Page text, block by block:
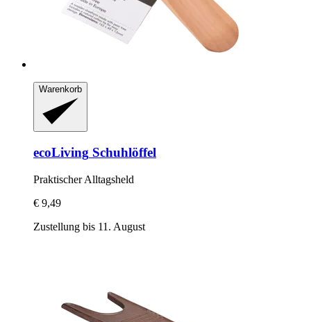
Warenkorb
ecoLiving Schuhlöffel
Praktischer Alltagsheld
€ 9,49
Zustellung bis 11. August